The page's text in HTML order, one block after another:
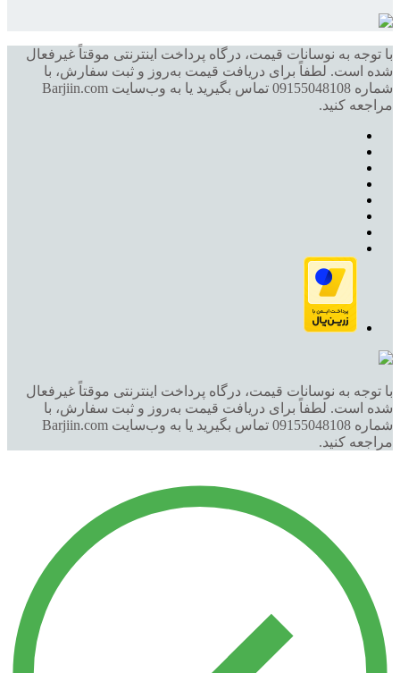
با توجه به نوسانات قیمت، درگاه پرداخت اینترنتی موقتاً غیرفعال
شده است. لطفاً برای دریافت قیمت به‌روز و ثبت سفارش، با
شماره 09155048108 تماس بگیرید یا به وب‌سایت Barjiin.com
مراجعه کنید.
با توجه به نوسانات قیمت، درگاه پرداخت اینترنتی موقتاً غیرفعال
شده است. لطفاً برای دریافت قیمت به‌روز و ثبت سفارش، با
شماره 09155048108 تماس بگیرید یا به وب‌سایت Barjiin.com
مراجعه کنید.